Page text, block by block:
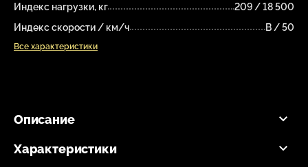
Индекс нагрузки, кг
209 / 18 500
Индекс скорости / км/ч
B / 50
Все характеристики
Описание
Характеристики